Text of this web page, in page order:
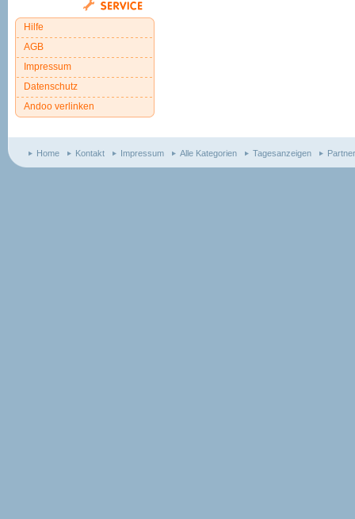
Hilfe
AGB
Impressum
Datenschutz
Andoo verlinken
Home Kontakt Impressum Alle Kategorien Tagesanzeigen Partner